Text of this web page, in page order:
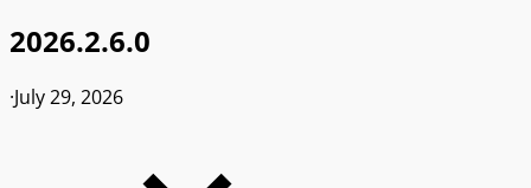
2026.2.6.0
·July 29, 2026